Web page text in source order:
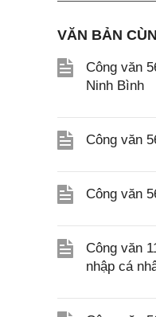
VĂN BẢN
Công văn
Ninh Bình
Công văn
Công văn
Công văn
nhập cá